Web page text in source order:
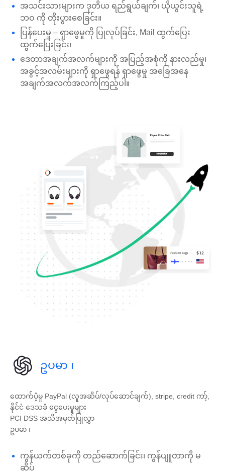
အသင်းသားများက ဒုတိယ ရည်ရွယ်ချက်၊ ယိုယွင်းသူရဲ့
ဘဝ ကို တိုးပွားစေခြင်း။
ပြန်ပေးမှု – ရှာဖွေမှုကို ပြုလုပ်ခြင်း, Mail ထွက်ပြေး
ထွက်ပြေးခြင်း၊
ဒေတာအချက်အလက်များကို အပြည့်အစုံကို နားလည်မှု၊
အခွင့်အလမ်းများကို ရှာဖွေရန် ရှာဖွေမှု အခြေအနေ
အချက်အလက်အလက်ကြည့်ပါ။
ဥပမာ ၊
ထောက်ပံ့မှု PayPal (လူအဆိပ်/လုပ်ဆောင်ချက်), stripe, credit ကာ့်,
နိုင်ငံ ဒေသခံ ငွေပေးမှုများ
PCI DSS အသိအမှတ်ပြုလွှာ
ဥပမာ ၊
ကွန်ယက်တစ်ခုကို တည်ဆောက်ခြင်း၊ ကွန်ပျူတာကို မ
ဆိပ်